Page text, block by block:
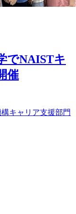
でNAISTキ
催
キャリア支援部門